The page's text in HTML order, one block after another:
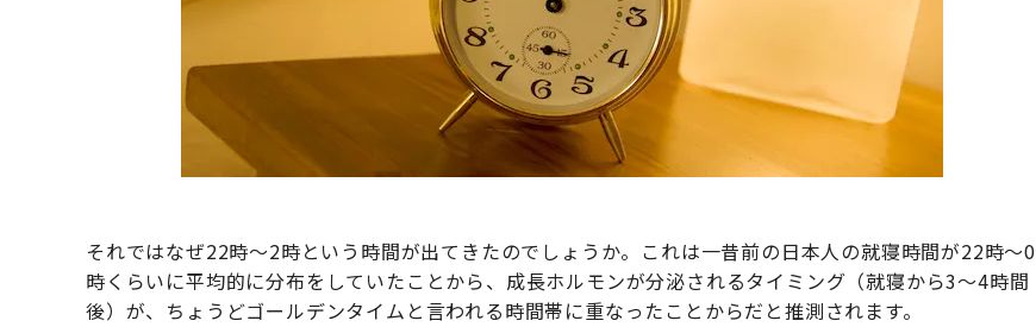
それではなぜ22時〜2時という時間が出てきたのでしょうか。これは一昔前の日本人の就寝時間が22時〜0
時くらいに平均的に分布をしていたことから、成長ホルモンが分泌されるタイミング（就寝から3〜4時間
後）が、ちょうどゴールデンタイムと言われる時間帯に重なったことからだと推測されます。